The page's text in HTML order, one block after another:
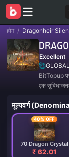
होम / Dragonheir
Excellent
BitTopup
एक
मूल्यवर्ग
40% OFF
70 Dragon Crystal
₹ 62.01